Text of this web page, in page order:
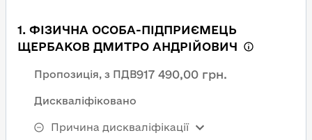
1. ФІЗИЧНА ОСОБА-ПІДПРИЄМЕЦЬ
ЩЕРБАКОВ ДМИТРО АНДРІЙОВИЧ
Пропозиція, з ПДВ917 490,00 грн.
Дискваліфіковано
Причина дискваліфікації